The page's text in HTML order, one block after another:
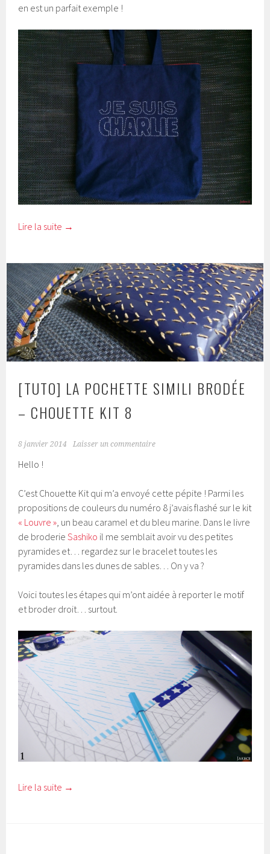
en est un parfait exemple !
Lire la suite →
[TUTO] LA POCHETTE SIMILI BRODÉE
– CHOUETTE KIT 8
8 janvier 2014 Laisser un commentaire
Hello !
C’est Chouette Kit qui m’a envoyé cette pépite ! Parmi les
propositions de couleurs du numéro 8 j’avais flashé sur le kit
« Louvre » , un beau caramel et du bleu marine. Dans le livre
de broderieSashiko il me semblait avoir vu des petites
pyramides et… regardez sur le bracelet toutes les
pyramides dans les dunes de sables… On y va ?
Voici toutes les étapes qui m’ont aidée à reporter le motif
et broder droit… surtout.
Lire la suite →